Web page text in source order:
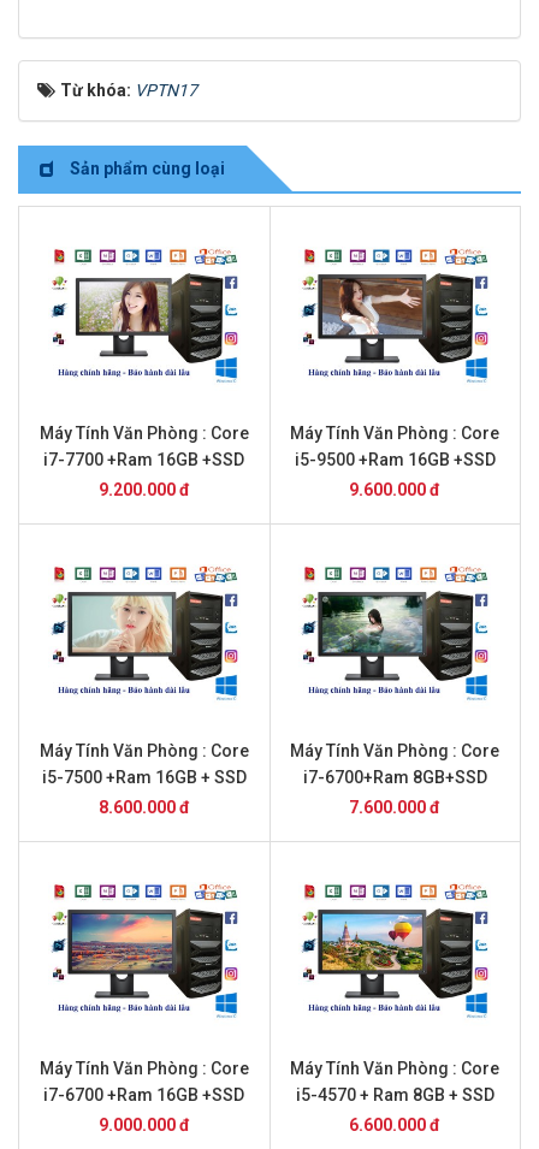
Từ khóa: VPTN17
Sản phẩm cùng loại
Máy Tính Văn Phòng : Core
i7-7700 +Ram 16GB +SSD
256GB + 22inch Dell
9.200.000 đ
Máy Tính Văn Phòng : Core
i5-9500 +Ram 16GB +SSD
256GB + 22 inch Dell
9.600.000 đ
Máy Tính Văn Phòng : Core
i5-7500 +Ram 16GB + SSD
256GB+ 22inch Dell
8.600.000 đ
Máy Tính Văn Phòng : Core
i7-6700+Ram 8GB+SSD
256GB+ 20inch Dell
7.600.000 đ
Máy Tính Văn Phòng : Core
i7-6700 +Ram 16GB +SSD
256GB + 22inch Dell
9.000.000 đ
Máy Tính Văn Phòng : Core
i5-4570 + Ram 8GB + SSD
256GB + 22 inch DELL
6.600.000 đ